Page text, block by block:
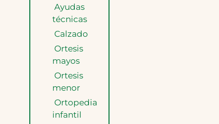
Ayudas
técnicas
Calzado
Ortesis
mayos
Ortesis
menor
Ortopedia
infantil